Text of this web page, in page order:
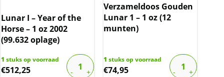
Lunar I – Year of the
Horse – 1 oz 2002
(99.632 oplage)
1 stuks op voorraad
€512,25
Verzameldoos Gouden
Lunar 1 – 1 oz (12
munten)
1 stuks op voorraad
€74,95